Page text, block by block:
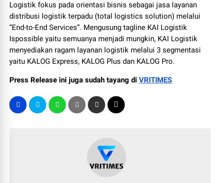
Logistik fokus pada orientasi bisnis sebagai jasa layanan
distribusi logistik terpadu (total logistics solution) melalui
“End-to-End Services”. Mengusung tagline KAI Logistik
Ispossible yaitu semuanya menjadi mungkin, KAI Logistik
menyediakan ragam layanan logistik melalui 3 segmentasi
yaitu KALOG Express, KALOG Plus dan KALOG Pro.
Press Release ini juga sudah tayang diVRITIMES